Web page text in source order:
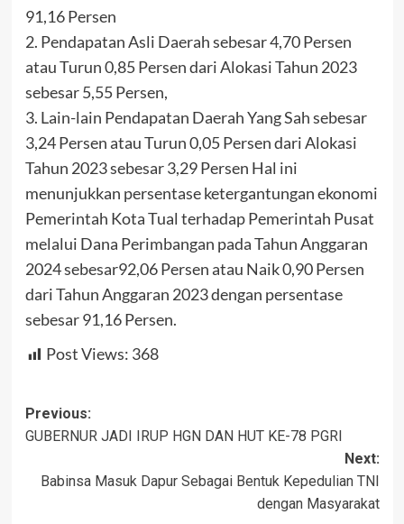
91,16 Persen
2. Pendapatan Asli Daerah sebesar 4,70 Persen
atau Turun 0,85 Persen dari Alokasi Tahun 2023
sebesar 5,55 Persen,
3. Lain-lain Pendapatan Daerah Yang Sah sebesar
3,24 Persen atau Turun 0,05 Persen dari Alokasi
Tahun 2023 sebesar 3,29 Persen Hal ini
menunjukkan persentase ketergantungan ekonomi
Pemerintah Kota Tual terhadap Pemerintah Pusat
melalui Dana Perimbangan pada Tahun Anggaran
2024 sebesar92,06 Persen atau Naik 0,90 Persen
dari Tahun Anggaran 2023 dengan persentase
sebesar 91,16 Persen.
Post Views: 368
Post
navigation
Previous:
GUBERNUR JADI IRUP HGN DAN HUT KE-78 PGRI
Next:
Babinsa Masuk Dapur Sebagai Bentuk Kepedulian TNI
dengan Masyarakat